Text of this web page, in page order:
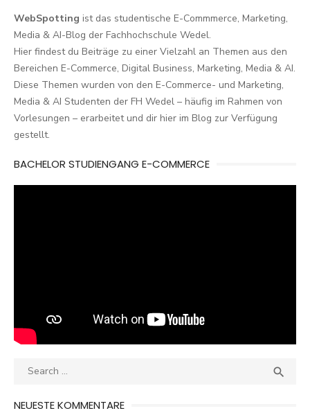
WebSpotting ist das studentische E-Commmerce, Marketing,
Media & AI-Blog der Fachhochschule Wedel.
Hier findest du Beiträge zu einer Vielzahl an Themen aus den
Bereichen E-Commerce, Digital Business, Marketing, Media & AI.
Diese Themen wurden von den E-Commerce- und Marketing,
Media & AI Studenten der FH Wedel – häufig im Rahmen von
Vorlesungen – erarbeitet und dir hier im Blog zur Verfügung
gestellt.
BACHELOR STUDIENGANG E-COMMERCE
Search

NEUESTE KOMMENTARE